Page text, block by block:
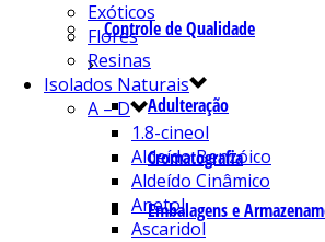
Controle de Qualidade
Adulteração
Cromatografia
Embalagens e
Exóticos
Flores
Resinas
Isolados Naturais
A – D
1.8-cineol
Aldeído Benzóico
Aldeído Cinâmico
Anetol
Ascaridol